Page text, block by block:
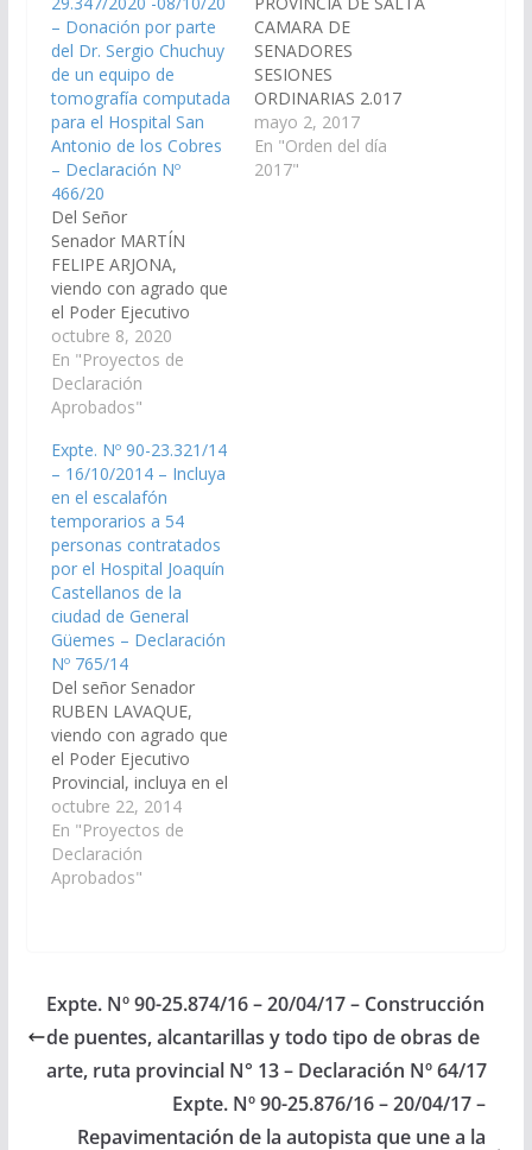
– Donación por parte
del Dr. Sergio Chuchuy
de un equipo de
tomografía computada
para el Hospital San
Antonio de los Cobres
– Declaración Nº
466/20
Del Señor
Senador MARTÍN
FELIPE ARJONA,
viendo con agrado que
el Poder Ejecutivo
Provincial, a través de
los organismos
correspondientes,
arbitre los medios
se concrete la
donación por parte del
Dr. Sergio Chuchuy de
un equipo de
tomografía computada
para el Hospital San
Antonio de los…
octubre 8, 2020
En "Proyectos de
Declaración
Aprobados"
CAMARA DE
SENADORES
SESIONES
ORDINARIAS 2.017
ORDEN DEL DIA Nº 03
(Dictámenes de
Comisiones ingresados
mayo 2, 2017
En "Orden del día
2017"
Expte. Nº 90-23.321/14
– 16/10/2014 – Incluya
en el escalafón
temporarios a 54
personas contratados
por el Hospital Joaquín
Castellanos de la
ciudad de General
Güemes – Declaración
Nº 765/14
Del señor Senador
RUBEN LAVAQUE,
viendo con agrado que
el Poder Ejecutivo
Provincial, incluya en el
escalafón temporarios
a 54 personas
contratados por el
Hospital Joaquín
Comisión de Salud
Pública y Seguridad
Social) Declaración Nº
765/14 Aprobado…
octubre 22, 2014
En "Proyectos de
Declaración
Aprobados"
Expte. Nº 90-25.874/16 – 20/04/17 – Construcción
de puentes, alcantarillas y todo tipo de obras de
arte, ruta provincial N° 13 – Declaración Nº 64/17
Expte. Nº 90-25.876/16 – 20/04/17 –
Repavimentación de la autopista que une a la